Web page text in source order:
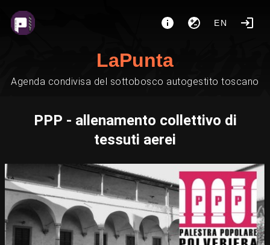
EN
LaPunta
Agenda condivisa del sottobosco autogestito toscano
PPP - allenamento collettivo di
tessuti aerei